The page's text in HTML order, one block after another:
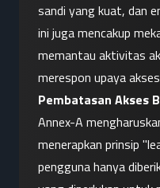
sandi yang kuat, dan
ini juga mencakup
memantau aktivitas
merespon upaya
Pembatasan Akses
Annex-A
menerapkan prinsip
pengguna hanya